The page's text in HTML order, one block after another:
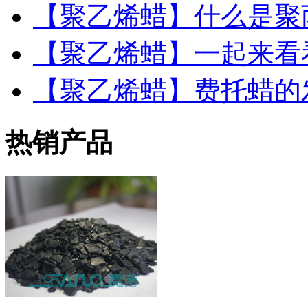
【聚乙烯蜡】什么是
【聚乙烯蜡】一起来
【聚乙烯蜡】费托蜡
热销产品